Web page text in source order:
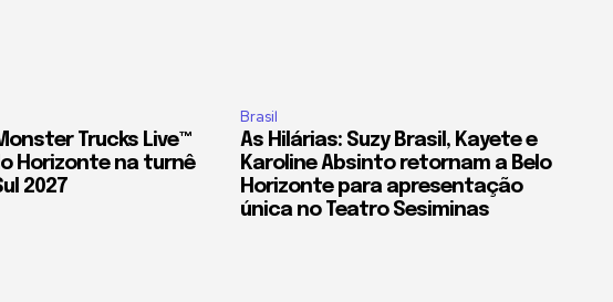
Trucks Live™
Horizonte na turnê
2027
Brasil
As Hilárias: Suzy Brasil, Kayete e
Karoline Absinto retornam a Belo
Horizonte para apresentação
única no Teatro Sesiminas